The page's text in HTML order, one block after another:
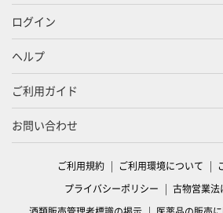
ログイン
ヘルプ
ご利用ガイド
お問い合わせ
ご利用規約 ご利用環境について
プライバシーポリシー
古物営業法